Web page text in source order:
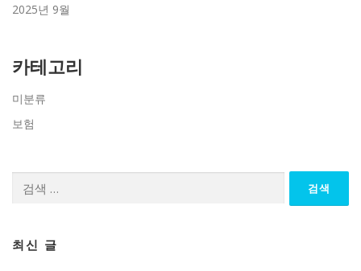
2025년 9월
카테고리
미분류
보험
최신 글